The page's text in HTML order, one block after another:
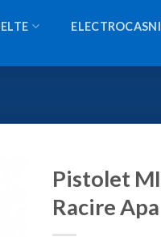
Pistolet
Racire Apa